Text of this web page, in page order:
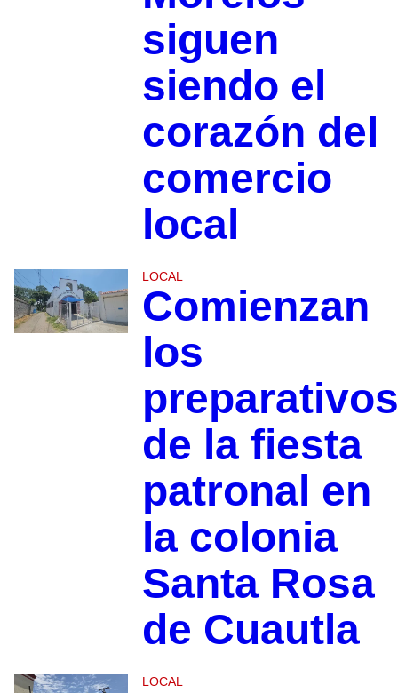
siguen
siendo el
corazón del
comercio
local
LOCAL
Comienzan
los
preparativos
de la fiesta
patronal en
la colonia
Santa Rosa
de Cuautla
LOCAL